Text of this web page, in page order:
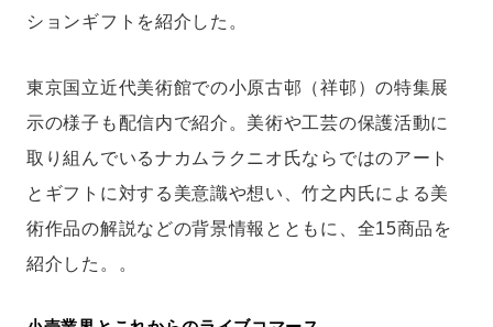
ションギフトを紹介した。
東京国立近代美術館での小原古邨（祥邨）の特集展
示の様子も配信内で紹介。美術や工芸の保護活動に
取り組んでいるナカムラクニオ氏ならではのアート
とギフトに対する美意識や想い、竹之内氏による美
術作品の解説などの背景情報とともに、全15商品を
紹介した。。